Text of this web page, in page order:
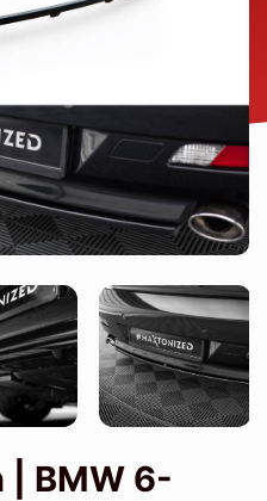
| BMW 6-